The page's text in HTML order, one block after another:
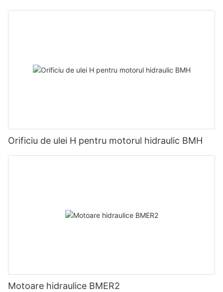
Orificiu de ulei H pentru motorul hidraulic BMH
Motoare hidraulice BMER2